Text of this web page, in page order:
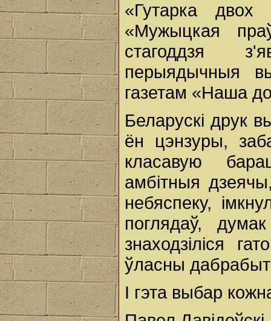
«Гутарка двох
«Мужыцкая
стагоддзя
перыядычныя
газетам «Наша
Беларускі друк
ён цэнзуры,
класавую
амбітныя
небяспеку,
поглядаў,
знаходзіліся
ўласны дабрабыт
I гэта выбар